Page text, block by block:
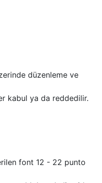
düzenleme ve
kabul ya da reddedilir.
font 12 - 22 punto